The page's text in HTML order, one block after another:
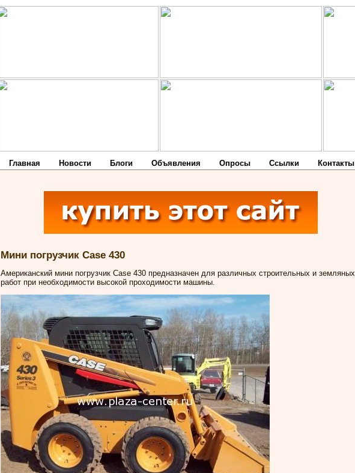
Главная Новости Блоги Объявления Опросы Ссылки Контакты
Мини погрузчик Case 430
Американский мини погрузчик Case 430 предназначен для различных строительных и земляных
работ при необходимости высокой проходимости машины.